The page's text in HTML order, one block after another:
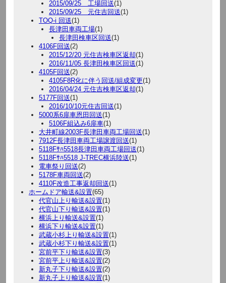
2015/09/25 工場回送(1)
2015/09/25 元住吉回送(1)
TOQ-i 回送(1)
長津田車両工場(1)
長津田検車区回送(1)
4106F回送(2)
2015/12/20 元住吉検車区返却(1)
2016/11/05 長津田検車区回送(1)
4105F回送(2)
4105F8R化に伴う回送/組成変更(1)
2016/04/24 元住吉検車区返却(1)
5177F回送(1)
2016/10/10元住吉回送(1)
5000系6扉車恩田回送(1)
5106F組込み6扉車(1)
大井町線2003F長津田車両工場回送(1)
7912F長津田車両工場譲渡回送(1)
5118Fｻﾊ5518長津田車両工場回送(1)
5118Fｻﾊ5518 J-TREC横浜陸送(1)
電車祭り回送(2)
5178F車両回送(2)
4110F改造工事返却回送(1)
ホームドア輸送&設置(65)
代官山上り輸送&設置(1)
代官山下り輸送&設置(1)
横浜上り輸送&設置(1)
横浜下り輸送&設置(1)
武蔵小杉上り輸送&設置(1)
武蔵小杉下り輸送&設置(1)
宮前平下り輸送&設置(3)
宮前平上り輸送&設置(2)
新丸子下り輸送&設置(2)
新丸子上り輸送&設置(1)